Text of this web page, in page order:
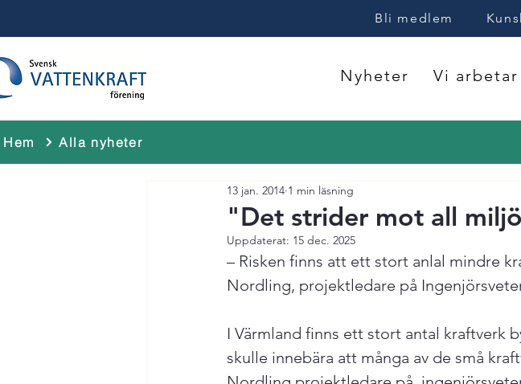
Bli medlem
Nyheter Vi arbetar
Hem Alla nyheter
"Det strider mot all
13 jan. 2014 1 min läsning
Uppdaterat: 15 dec. 2025
– Risken finns att ett stort anlal mindre
Nordling, projektledare på
I Värmland finns ett stort antal kraftverk
skulle innebära att många av de små